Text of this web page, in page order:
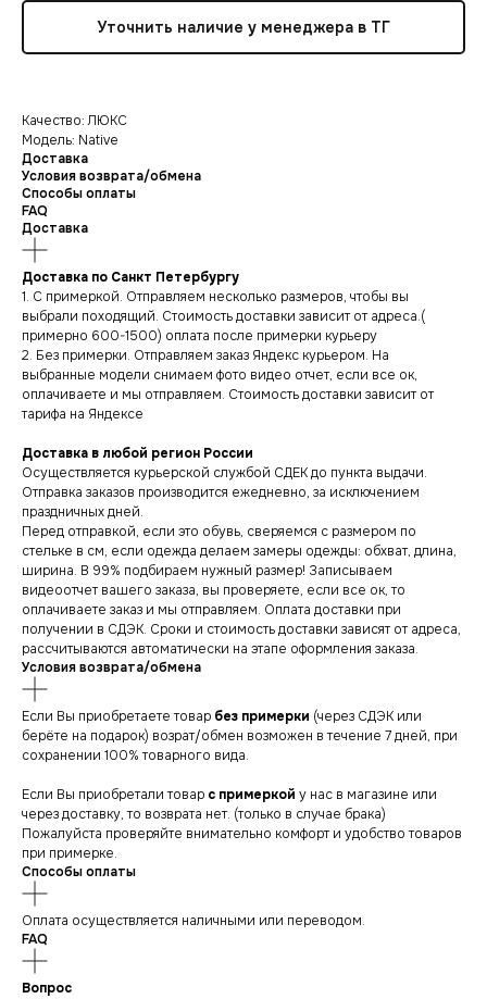
Уточнить наличие у менеджера в ТГ
Качество: ЛЮКС
Модель: Native
Доставка
Условия возврата/обмена
Способы оплаты
FAQ
Доставка
Доставка по Санкт Петербургу
1. С примеркой. Отправляем несколько размеров, чтобы вы
выбрали походящий. Стоимость доставки зависит от адреса.(
примерно 600-1500) оплата после примерки курьеру
2. Без примерки. Отправляем заказ Яндекс курьером. На
выбранные модели снимаем фото видео отчет, если все ок,
оплачиваете и мы отправляем. Стоимость доставки зависит от
тарифа на Яндексе
Доставка в любой регион России
Осуществляется курьерской службой СДЕК до пункта выдачи.
Отправка заказов производится ежедневно, за исключением
праздничных дней.
Перед отправкой, если это обувь, сверяемся с размером по
стельке в см, если одежда делаем замеры одежды: обхват, длина,
ширина. В 99% подбираем нужный размер! Записываем
видеоотчет вашего заказа, вы проверяете, если все ок, то
оплачиваете заказ и мы отправляем. Оплата доставки при
получении в СДЭК. Сроки и стоимость доставки зависят от адреса,
рассчитываются автоматически на этапе оформления заказа.
Условия возврата/обмена
Если Вы приобретаете товар без примерки (через СДЭК или
берёте на подарок) возрат/обмен возможен в течение 7 дней, при
сохранении 100% товарного вида.
Если Вы приобретали товар с примеркой у нас в магазине или
через доставку, то возврата нет. (только в случае брака)
Пожалуйста проверяйте внимательно комфорт и удобство товаров
при примерке.
Способы оплаты
Оплата осуществляется наличными или переводом.
FAQ
Вопрос